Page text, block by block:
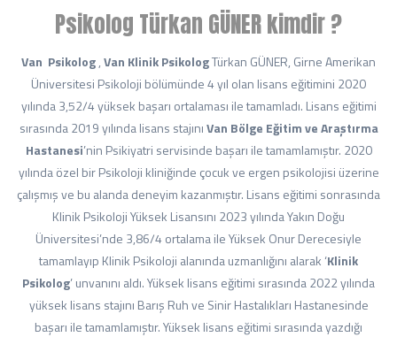
Psikolog Türkan GÜNER kimdir ?
Van Psikolog,Van Klinik PsikologTürkan GÜNER, Girne Amerikan
Üniversitesi Psikoloji bölümünde 4 yıl olan lisans eğitimini 2020
yılında 3,52/4 yüksek başarı ortalaması ile tamamladı. Lisans eğitimi
sırasında 2019 yılında lisans stajınıVan Bölge Eğitim ve Araştırma
Hastanesi’nin Psikiyatri servisinde başarı ile tamamlamıştır. 2020
yılında özel bir Psikoloji kliniğinde çocuk ve ergen psikolojisi üzerine
çalışmış ve bu alanda deneyim kazanmıştır. Lisans eğitimi sonrasında
Klinik Psikoloji Yüksek Lisansını 2023 yılında Yakın Doğu
Üniversitesi’nde 3,86/4 ortalama ile Yüksek Onur Derecesiyle
tamamlayıp Klinik Psikoloji alanında uzmanlığını alarak ‘Klinik
Psikolog’ unvanını aldı. Yüksek lisans eğitimi sırasında 2022 yılında
yüksek lisans stajını Barış Ruh ve Sinir Hastalıkları Hastanesinde
başarı ile tamamlamıştır. Yüksek lisans eğitimi sırasında yazdığı